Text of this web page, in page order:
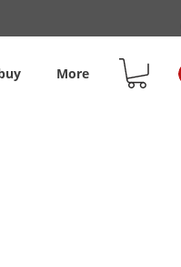
More